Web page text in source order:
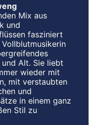
Mix aus
und
fasziniert
Alt. Sie liebt
wieder mit
mit verstaubten
und
in einem ganz
Stil zu